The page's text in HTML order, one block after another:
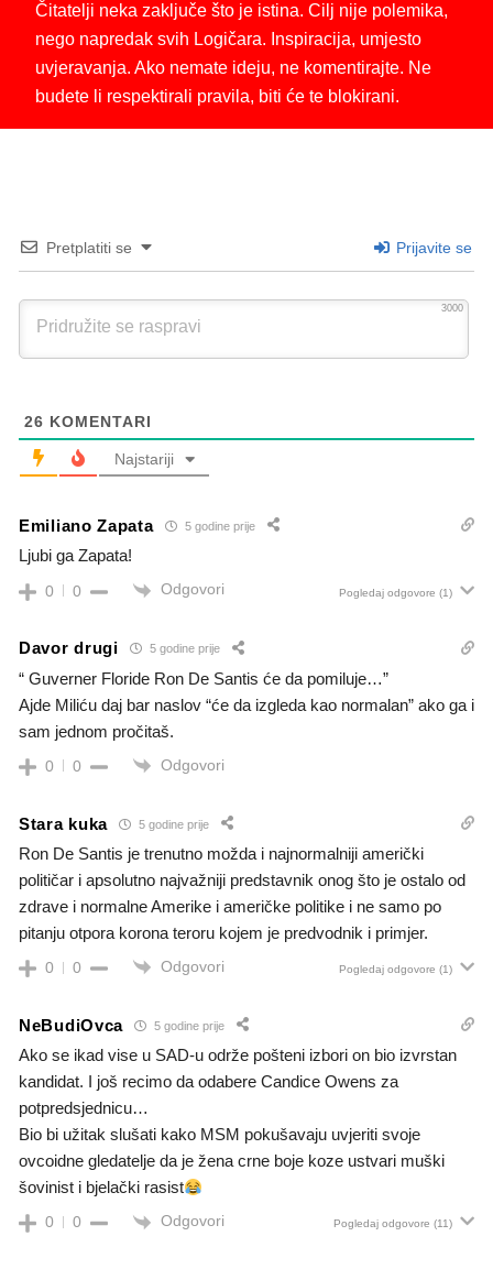
Čitatelji neka zaključe što je istina. Cilj nije polemika,
nego napredak svih Logičara. Inspiracija, umjesto
uvjeravanja. Ako nemate ideju, ne komentirajte. Ne
budete li respektirali pravila, biti će te blokirani.
Pretplatiti se Prijavite se
3000
26 KOMENTARI
Najstariji
Emiliano Zapata 5 godine prije
Ljubi ga Zapata!
0 0 Odgovori Pogledaj odgovore (1)
Davor drugi 5 godine prije
“ Guverner Floride Ron De Santis će da pomiluje…”
Ajde Miliću daj bar naslov “će da izgleda kao normalan” ako ga i
sam jednom pročitaš.
0 0 Odgovori
Stara kuka 5 godine prije
Ron De Santis je trenutno možda i najnormalniji američki
političar i apsolutno najvažniji predstavnik onog što je ostalo od
zdrave i normalne Amerike i američke politike i ne samo po
pitanju otpora korona teroru kojem je predvodnik i primjer.
0 0 Odgovori Pogledaj odgovore (1)
NeBudiOvca 5 godine prije
Ako se ikad vise u SAD-u održe pošteni izbori on bio izvrstan
kandidat. I još recimo da odabere Candice Owens za
potpredsjednicu…
Bio bi užitak slušati kako MSM pokušavaju uvjeriti svoje
ovcoidne gledatelje da je žena crne boje koze ustvari muški
šovinist i bjelački rasist
0 0 Odgovori Pogledaj odgovore (11)